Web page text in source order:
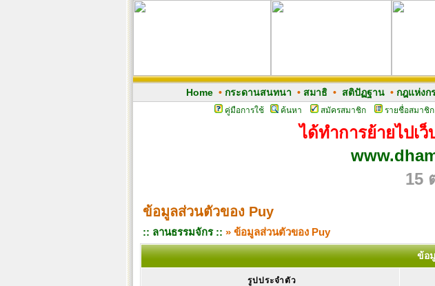
Home• กระดานสนทนา • สมาธิ• สติปัฏฐาน• กฎแห่งก
คู่มือการใช้ ค้นหา สมัครสมาชิก รายชื่อสมาชิก
ได้ทำการย้ายไปเ
15
ข้อมูลส่วนตัวของ Puy
:: ลานธรรมจักร :: » ข้อมูลส่วนตัวของ Puy
ข้อ
รูปประจำตัว